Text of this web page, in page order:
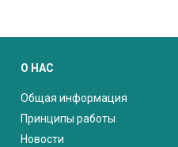
О НАС
Общая информация
Принципы работы
Новости